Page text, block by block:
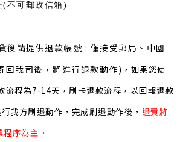
(不可郵政信箱)
後請提供退款帳號 : 僅接受郵局、中國
回我司後，將進行退款動作) ， 如果您使
流程為7-14天， 刷卡退款流程，以回報退款
我方刷退動作，完成刷退動作後， 退費將
序為主。